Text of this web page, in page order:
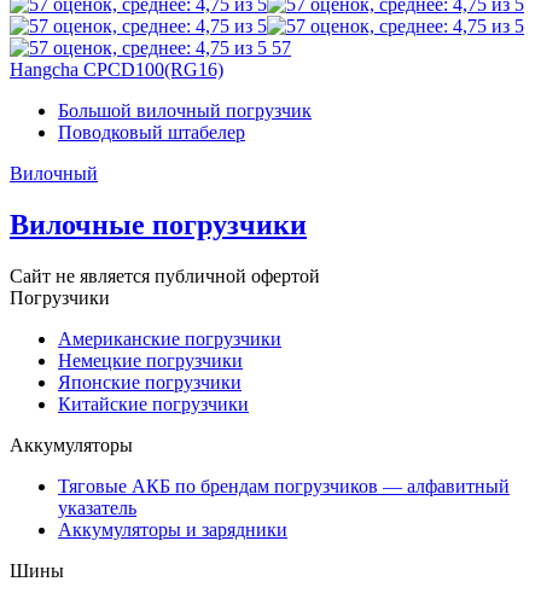
57
Hangcha CPCD100(RG16)
Большой вилочный погрузчик
Поводковый штабелер
Вилочный
Вилочные погрузчики
Сайт не является публичной офертой
Погрузчики
Американские погрузчики
Немецкие погрузчики
Японские погрузчики
Китайские погрузчики
Аккумуляторы
Тяговые АКБ по брендам погрузчиков — алфавитный
указатель
Аккумуляторы и зарядники
Шины